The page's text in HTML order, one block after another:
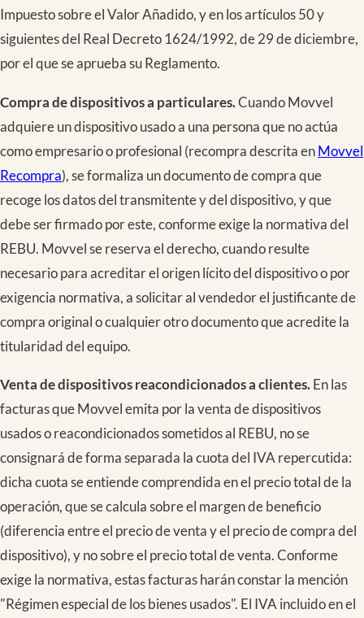
Impuesto sobre el Valor Añadido, y en los artículos 50 y
siguientes del Real Decreto 1624/1992, de 29 de diciembre,
por el que se aprueba su Reglamento.
Compra de dispositivos a particulares.Cuando Movvel
adquiere un dispositivo usado a una persona que no actúa
como empresario o profesional (recompra descrita enMovvel
Recompra), se formaliza un documento de compra que
recoge los datos del transmitente y del dispositivo, y que
debe ser firmado por este, conforme exige la normativa del
REBU. Movvel se reserva el derecho, cuando resulte
necesario para acreditar el origen lícito del dispositivo o por
exigencia normativa, a solicitar al vendedor el justificante de
compra original o cualquier otro documento que acredite la
titularidad del equipo.
Venta de dispositivos reacondicionados a clientes.En las
facturas que Movvel emita por la venta de dispositivos
usados o reacondicionados sometidos al REBU, no se
consignará de forma separada la cuota del IVA repercutida:
dicha cuota se entiende comprendida en el precio total de la
operación, que se calcula sobre el margen de beneficio
(diferencia entre el precio de venta y el precio de compra del
dispositivo), y no sobre el precio total de venta. Conforme
exige la normativa, estas facturas harán constar la mención
"Régimen especial de los bienes usados". El IVA incluido en el